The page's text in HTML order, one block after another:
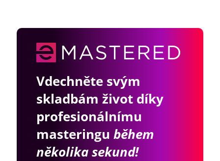
Vdechněte svým
skladbám život díky
profesionálnímu
masteringu během
několika sekund!